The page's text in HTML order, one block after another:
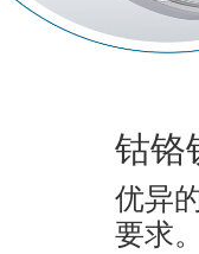
钴铬
优异
要求。